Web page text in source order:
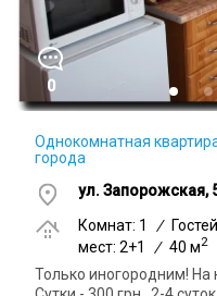
0
Однокомнатная
города
ул. Запорожская,
Комнат: 1
/
мест: 2+1
/ 40 м2
Только иногородним! На